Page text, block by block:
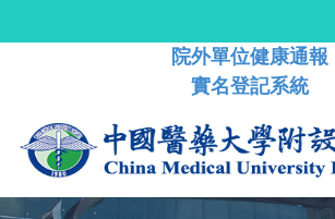
院外單位健康通報
實名登記系統